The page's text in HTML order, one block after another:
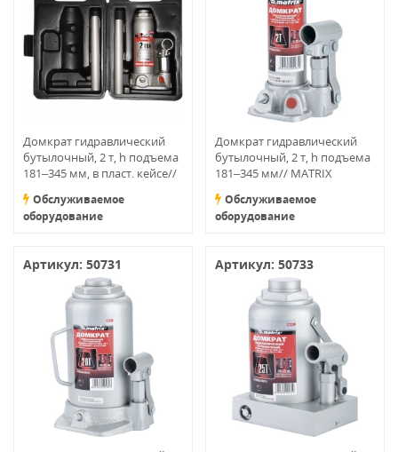
Домкрат гидравлический
бутылочный, 2 т, h подъема
181–345 мм, в пласт. кейсе//
Обслуживаемое
оборудование
Домкрат гидравлический
бутылочный, 2 т, h подъема
181–345 мм// MATRIX
Обслуживаемое
оборудование
Артикул: 50731 Артикул: 50733